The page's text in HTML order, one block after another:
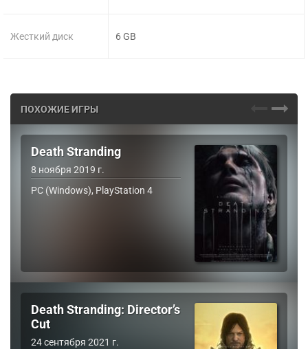
Жесткий диск 6 GB
ПОХОЖИЕ ИГРЫ
Death Stranding
8 ноября 2019 г.
PC (Windows), PlayStation 4
Death Stranding: Director’s
Cut
24 сентября 2021 г.